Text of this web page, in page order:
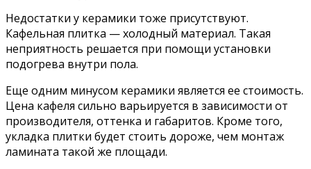
Недостатки у керамики тоже присутствуют.
Кафельная плитка — холодный материал. Такая
неприятность решается при помощи установки
подогрева внутри пола.
Еще одним минусом керамики является ее стоимость.
Цена кафеля сильно варьируется в зависимости от
производителя, оттенка и габаритов. Кроме того,
укладка плитки будет стоить дороже, чем монтаж
ламината такой же площади.